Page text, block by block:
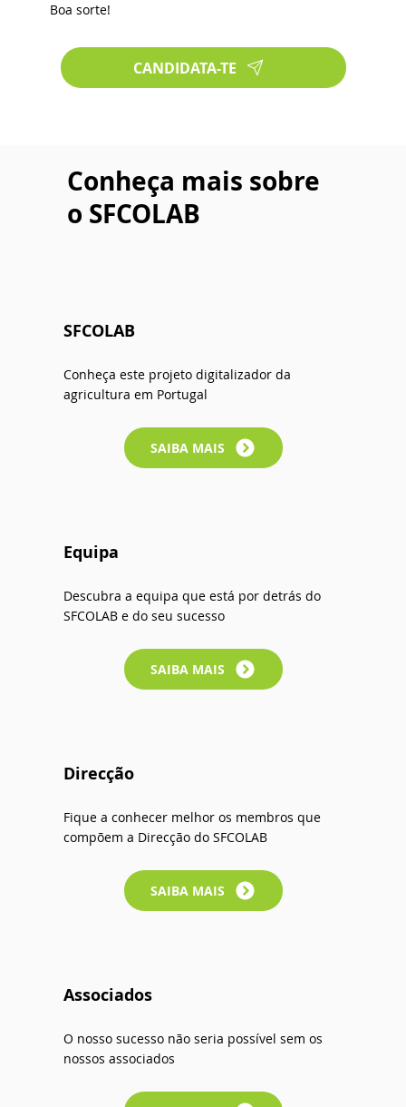
CANDIDATA-TE
Boa sorte!
SFCOLAB
Conheça este projeto digitalizador da
agricultura em Portugal
SAIBA MAIS
Equipa
Descubra a equipa que está por detrás do
SFCOLAB e do seu sucesso
SAIBA MAIS
Direcção
Fique a conhecer melhor os membros que
compõem a Direcção do SFCOLAB
SAIBA MAIS
Associados
O nosso sucesso não seria possível sem os
nossos associados
Conheça mais sobre
o SFCOLAB